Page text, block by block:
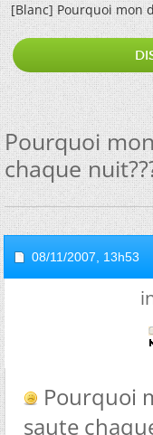
[Blanc]Pourquoi mon
Pourquoi
chaque
08/11/2007, 13h53
Pourquoi
saute